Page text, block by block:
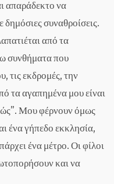
απαράδεκτο να
δημόσιες συναθροίσεις.
από τα
συνθήματα που
τις εκδρομές, την
τα αγαπημένα μου είναι
Μου φέρνουν όμως
ένα γήπεδο εκκλησία,
ένα μέτρο. Οι φίλοι
και να